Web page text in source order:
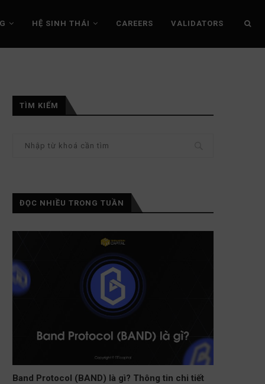
HỆ SINH THÁI CAREERS VALIDATORS
TÌM KIẾM
ĐỌC NHIỀU TRONG TUẦN
Band Protocol (BAND) là gì? Thông tin chi tiết